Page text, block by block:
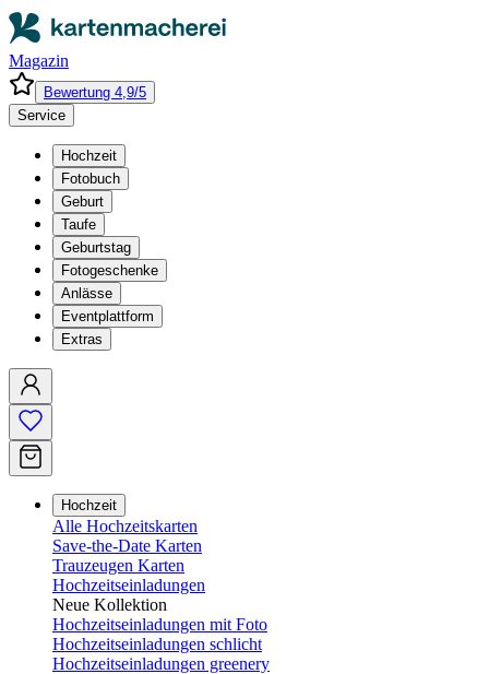
Magazin
Bewertung 4,9/5
Service
Hochzeit
Fotobuch
Geburt
Taufe
Geburtstag
Fotogeschenke
Anlässe
Eventplattform
Extras
Hochzeit
Alle Hochzeitskarten
Save-the-Date Karten
Trauzeugen Karten
Hochzeitseinladungen
Neue Kollektion
Hochzeitseinladungen mit Foto
Hochzeitseinladungen schlicht
Hochzeitseinladungen greenery